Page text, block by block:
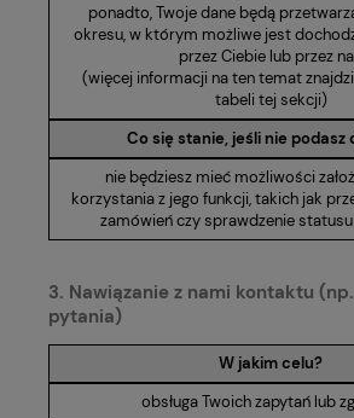
ponadto, Twoje dane będą
okresu, w którym możliwe jest
przez Ciebie lub przez
(więcej informacji na ten temat
tabeli tej sekcji)
Co się stanie, jeśli nie podasz
nie będziesz mieć możliwości
korzystania z jego funkcji, takich jak
zamówień czy sprawdzenie
3. Nawiązanie z nami kontaktu
pytania)
W jakim celu?
obsługa Twoich zapytań lub